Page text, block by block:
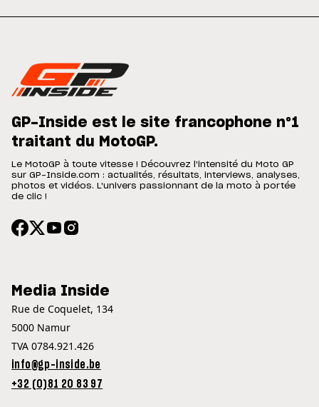
GP-Inside est le site francophone n°1
traitant du MotoGP.
Le MotoGP à toute vitesse ! Découvrez l'intensité du Moto GP
sur GP-Inside.com : actualités, résultats, interviews, analyses,
photos et vidéos. L'univers passionnant de la moto à portée
de clic !
Media Inside
Rue de Coquelet, 134
5000 Namur
TVA 0784.921.426
info@gp-inside.be
+32 (0)81 20 83 97